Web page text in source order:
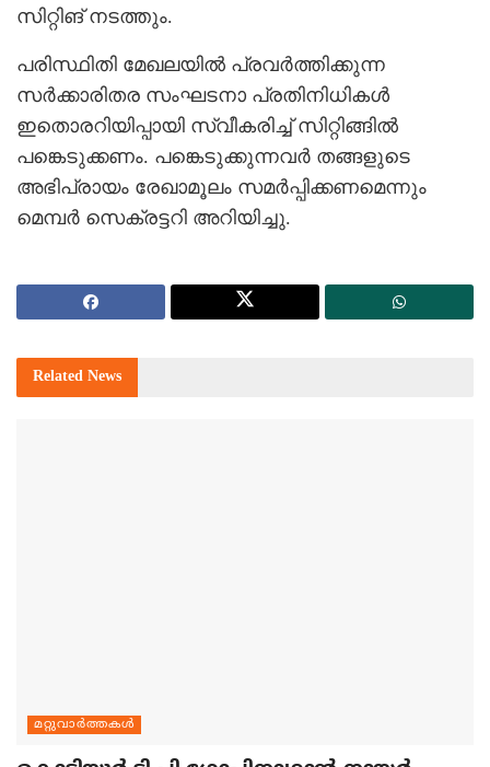
സിറ്റിങ് നടത്തും.
പരിസ്ഥിതി മേഖലയില്‍ പ്രവര്‍ത്തിക്കുന്ന
സര്‍ക്കാരിതര സംഘടനാ പ്രതിനിധികള്‍
ഇതൊരറിയിപ്പായി സ്വീകരിച്ച് സിറ്റിങ്ങില്‍
പങ്കെടുക്കണം. പങ്കെടുക്കുന്നവര്‍ തങ്ങളുടെ
അഭിപ്രായം രേഖാമൂലം സമര്‍പ്പിക്കണമെന്നും
മെമ്പര്‍ സെക്രട്ടറി അറിയിച്ചു.
Related News
മറ്റുവാര്‍ത്തകള്‍